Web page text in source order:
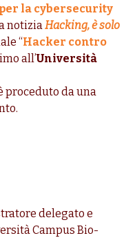
la cybersecurity
notiziaHacking, è solo
“Hacker contro
all’Università
proceduto da una
delegato e
Campus Bio-